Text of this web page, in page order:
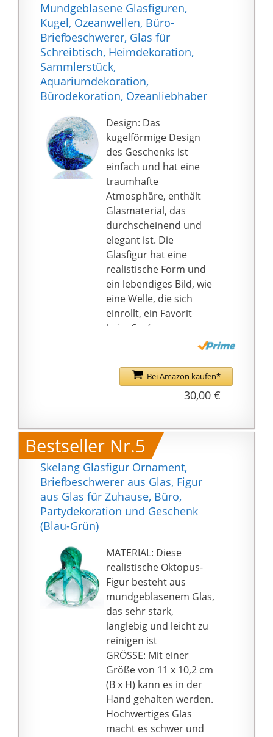
Mundgeblasene Glasfiguren,
Kugel, Ozeanwellen, Büro-
Briefbeschwerer, Glas für
Schreibtisch, Heimdekoration,
Sammlerstück,
Aquariumdekoration,
Bürodekoration, Ozeanliebhaber
Design: Das
kugelförmige Design
des Geschenks ist
einfach und hat eine
traumhafte
Atmosphäre, enthält
Glasmaterial, das
durchscheinend und
elegant ist. Die
Glasfigur hat eine
realistische Form und
ein lebendiges Bild, wie
eine Welle, die sich
einrollt, ein Favorit
beim Surfen.
Gewicht 4,8 cm. Jede
der handgefertigten
etwas anderen Form,
mit einem
Blasenverzierungseffekt
und einer runden Basis,
die stabil ist und nicht
leicht herunterfällt.
Produktdekoration: Der
auch verwendet
werden, um Ihr
Aquarium zu
dekorieren, geeignet
für Surf-Enthusiasten,
exquisite Geschenke
und exquisite
Dekorationen als
Urlaubsgeschenk für
Ihre engsten Menschen.
Geben Sie Ihnen eine
Meeresatmosphäre.
Exquisite Verpackung:
Bei Amazon kaufen*
30,00 €
Bestseller Nr.5
Skelang Glasfigur Ornament,
Briefbeschwerer aus Glas, Figur
aus Glas für Zuhause, Büro,
Partydekoration und Geschenk
(Blau-Grün)
MATERIAL: Diese
realistische Oktopus-
Figur besteht aus
mundgeblasenem Glas,
das sehr stark,
langlebig und leicht zu
reinigen ist
GRÖSSE: Mit einer
Größe von 11 x 10,2 cm
(B x H) kann es in der
Hand gehalten werden.
Hochwertiges Glas
macht es schwer und